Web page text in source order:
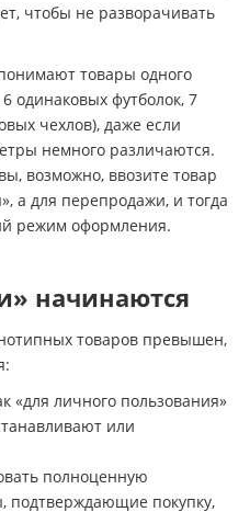
чтобы не разворачивать
товары одного
одинаковых футболок, 7
чехлов), даже если
немного различаются.
возможно, ввозите товар
а для перепродажи, и тогда
режим оформления.
начинаются
товаров превышен,
«для личного пользования»
или
полноценную
подтверждающие покупку,